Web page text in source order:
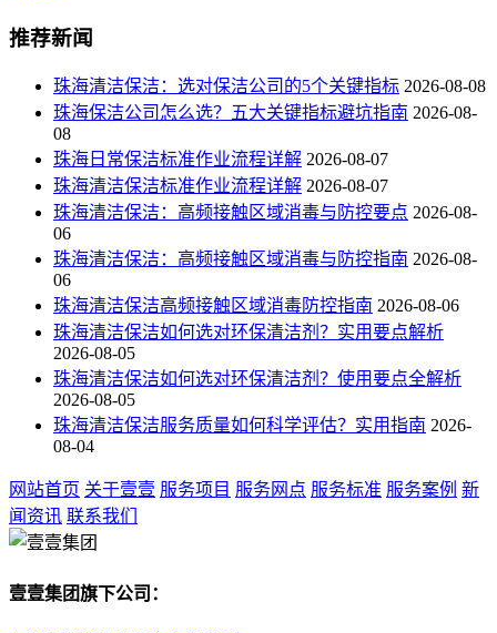
推荐新闻
珠海清洁保洁：选对保洁公司的5个关键指标 2026-08-08
珠海保洁公司怎么选？五大关键指标避坑指南 2026-08-
08
珠海日常保洁标准作业流程详解 2026-08-07
珠海清洁保洁标准作业流程详解 2026-08-07
珠海清洁保洁：高频接触区域消毒与防控要点 2026-08-
06
珠海清洁保洁：高频接触区域消毒与防控指南 2026-08-
06
珠海清洁保洁高频接触区域消毒防控指南 2026-08-06
珠海清洁保洁如何选对环保清洁剂？实用要点解析
2026-08-05
珠海清洁保洁如何选对环保清洁剂？使用要点全解析
2026-08-05
珠海清洁保洁服务质量如何科学评估？实用指南 2026-
08-04
网站首页 关于壹壹 服务项目 服务网点 服务标准 服务案例 新
闻资讯 联系我们
壹壹集团旗下公司：